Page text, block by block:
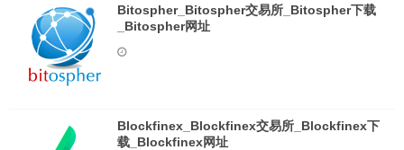
Bitospher_Bitospher交易所_Bitospher下载
_Bitospher网址
Blockfinex_Blockfinex交易所_Blockfinex下
载_Blockfinex网址